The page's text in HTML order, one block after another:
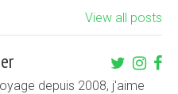
View all posts
depuis 2008, j'aime